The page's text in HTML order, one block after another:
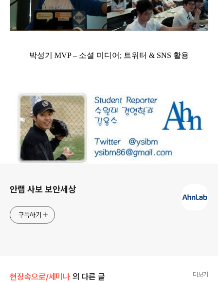
박성기 MVP – 소셜 미디어; 트위터 & SNS 활용
안랩 사보 보안세상
구독하기
현장속으로/세미나 의 다른 글 더보기